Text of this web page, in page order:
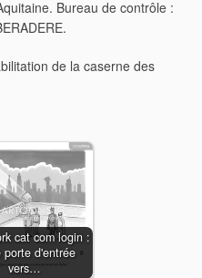
Bureau de contrôle :
de la caserne des
cat com login :
porte d'entrée
vers…